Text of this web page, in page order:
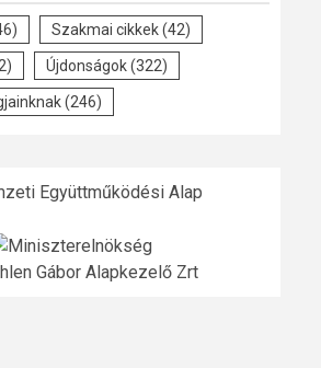
Szakmai cikkek(42)
Újdonságok(322)
(246)